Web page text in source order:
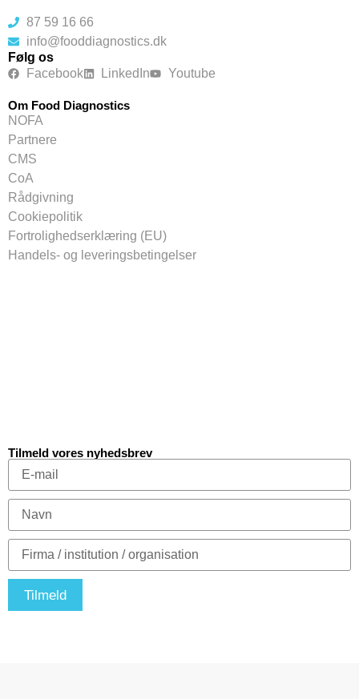
87 59 16 66
info@fooddiagnostics.dk
Følg os
Facebook
LinkedIn Youtube
Om Food Diagnostics
NOFA
Partnere
CMS
CoA
Rådgivning
Cookiepolitik
Fortrolighedserklæring (EU)
Handels- og leveringsbetingelser
Tilmeld vores nyhedsbrev
Tilmeld